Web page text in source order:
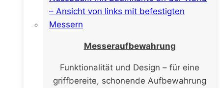
Messeraufbewahrung
Funktionalität und Design – für eine
griffbereite, schonende Aufbewahrung